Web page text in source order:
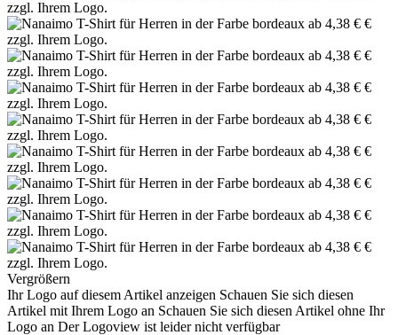
Vergrößern
Ihr Logo auf diesem Artikel anzeigen Schauen Sie sich diesen
Artikel mit Ihrem Logo an Schauen Sie sich diesen Artikel ohne Ihr
Logo an Der Logoview ist leider nicht verfügbar